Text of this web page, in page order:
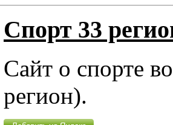
Спорт 33
Сайт о спорте
регион).